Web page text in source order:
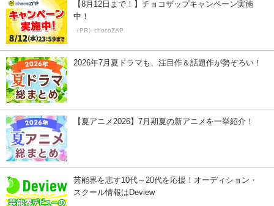
【8月12日まで！】チョコザップキャンペーン実施
中！
（PR）chocoZAP
2026年7月夏ドラマも、注目作＆話題作が勢ぞろい！
【夏アニメ2026】7月期夏の新アニメを一挙紹介！
芸能界を志す10代～20代を応援！オーディション・
スクール情報はDeview